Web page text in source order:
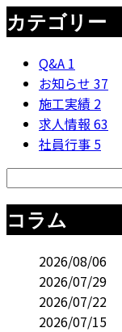
カテゴリー
Q&A 1
お知らせ 37
施工実績 2
求人情報 63
社員行事 5
コラム
2026/08/06
2026/07/29
2026/07/22
2026/07/15